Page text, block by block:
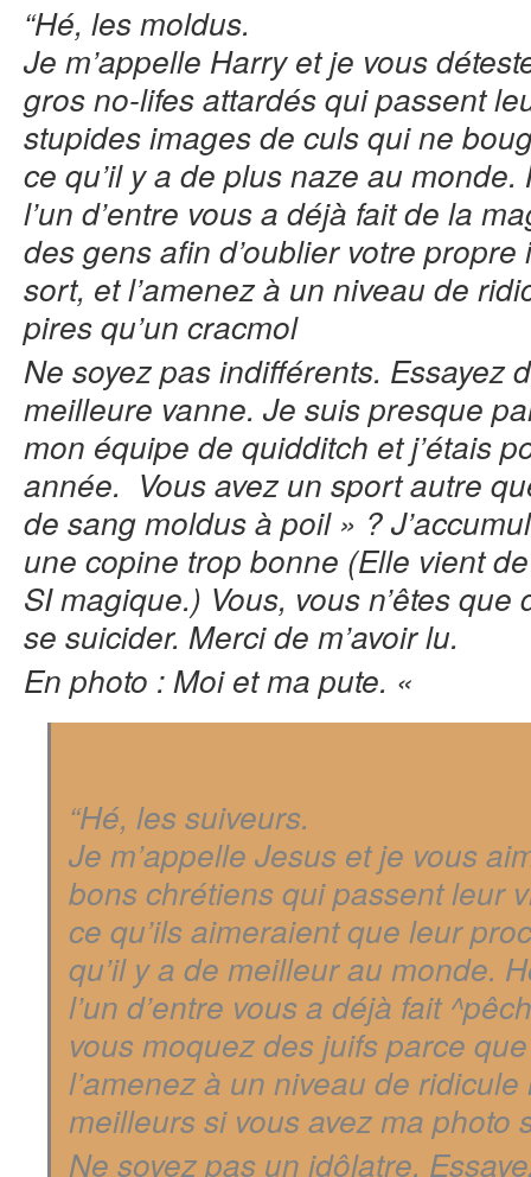
“Hé, les moldus.
Je m’appelle Harry et je vous
gros no-lifes attardésqui passent
stupides images de culs qui ne
ce qu’il y a de plus naze au
l’un d’entre vous a déjà fait de la
des gens afin d’oublier votre
sort, et l’amenez à un niveau de
pires qu’un cracmol
Ne soyez pas indifférents. Essayez
meilleure vanne. Je suis presque
mon équipe de quidditch et j’étais
année. Vous avez un sport autre
de sang moldus à poil » ?
une copine trop bonne (Elle vient
SI magique.) Vous, vous n’êtes
se suicider. Merci de m’avoir lu.
En photo : Moi et ma pute. «
“Hé, les suiveurs.
Je m’appelle Jesus et je vous
bons chrétiens qui passent leur
ce qu’ils aimeraient que leur
qu’il y a de meilleur au monde.
l’un d’entre vous a déjà fait
vous moquez des juifs parce
l’amenez à un niveau de
meilleurs si vous avez ma photo
Ne soyez pas un idôlatre.